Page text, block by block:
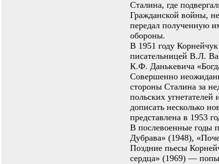
Сталина, где
Гражданской войны,
передал полученную
обороны.
В 1951 году
писательницей В.Л.
К.Ф. Данькевича
Совершенно
стороны Сталина за
польских
дописать несколько
представлена в 1953
В послевоенные годы
Дубрава» (1948),
Поздние пьесы
сердца» (1969) —